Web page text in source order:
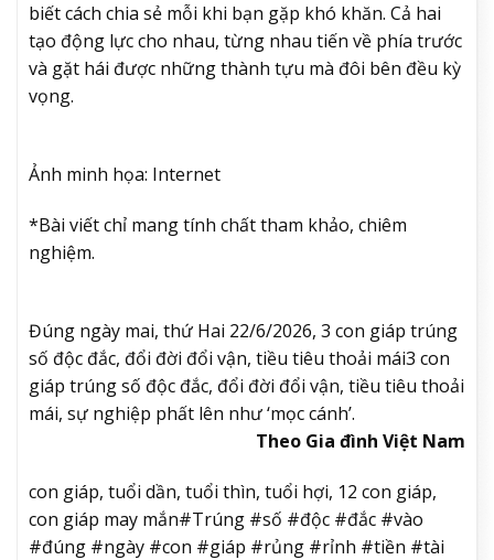
biết cách chia sẻ mỗi khi bạn gặp khó khăn. Cả hai
tạo động lực cho nhau, từng nhau tiến về phía trước
và gặt hái được những thành tựu mà đôi bên đều kỳ
vọng.
Ảnh minh họa: Internet
*Bài viết chỉ mang tính chất tham khảo, chiêm
nghiệm.
Đúng ngày mai, thứ Hai 22/6/2026, 3 con giáp trúng
số độc đắc, đổi đời đổi vận, tiều tiêu thoải mái3 con
giáp trúng số độc đắc, đổi đời đổi vận, tiều tiêu thoải
mái, sự nghiệp phất lên như ‘mọc cánh’.
Theo Gia đình Việt Nam
con giáp, tuổi dần, tuổi thìn, tuổi hợi, 12 con giáp,
con giáp may mắn#Trúng #số #độc #đắc #vào
#đúng #ngày #con #giáp #rủng #rỉnh #tiền #tài